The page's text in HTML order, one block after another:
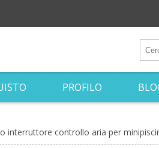
PROFILO
interruttore controllo aria per